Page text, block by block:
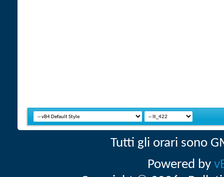
Tutti gli orari sono
Powered by